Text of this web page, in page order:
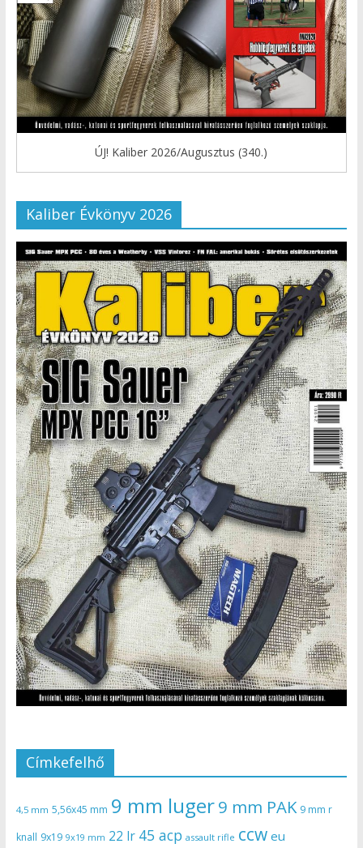
ÚJ! Kaliber 2026/Augusztus (340.)
Kaliber Évkönyv 2026
Címkefelhő
4,5 mm 5,56x45 mm 9 mm luger9 mm PAK 9 mm r
knall 9x19 9x19 mm 22 lr 45 acp assault rifle ccw eu